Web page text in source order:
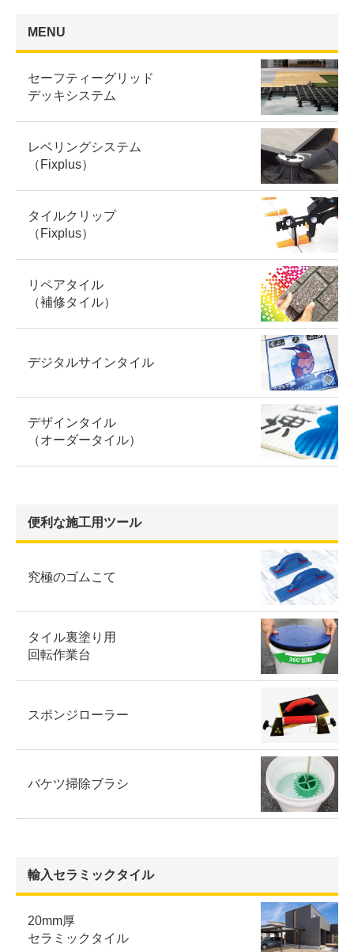
MENU
セーフティーグリッド
デッキシステム
レベリングシステム
（Fixplus）
タイルクリップ
（Fixplus）
リペアタイル
（補修タイル）
デジタルサインタイル
デザインタイル
（オーダータイル）
便利な施工用ツール
究極のゴムこて
タイル裏塗り用
回転作業台
スポンジローラー
バケツ掃除ブラシ
輸入セラミックタイル
20mm厚
セラミックタイル